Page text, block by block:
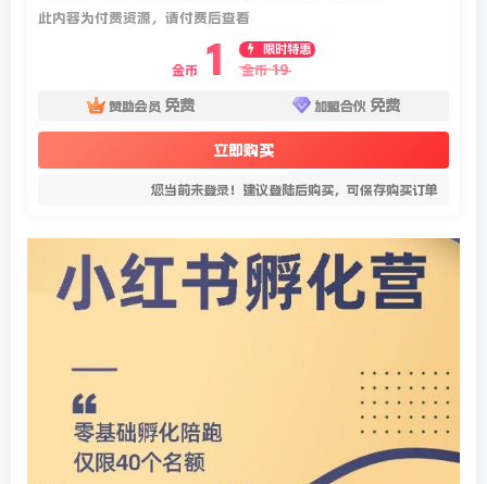
此内容为付费资源，请付费后查看
金币 1
限时特惠
金币 19
赞助会员 免费 加盟合伙 免费
立即购买
您当前未登录！建议登陆后购买，可保存购买订单